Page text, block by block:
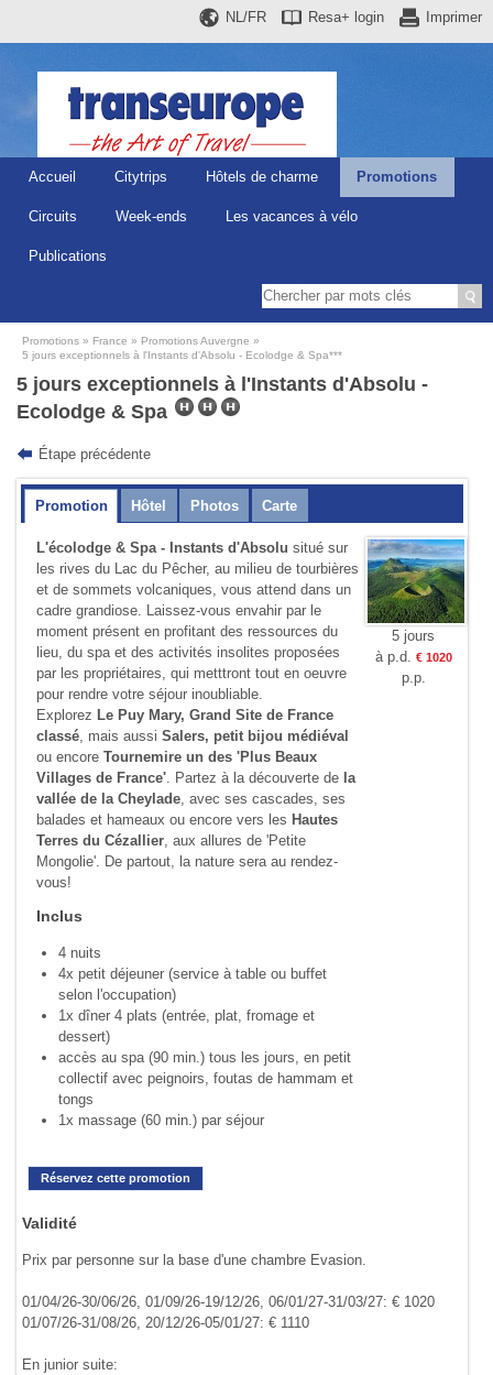
Imprimer
Resa+ login
NL/FR
Accueil Citytrips Hôtels de charme Promotions
Circuits Week-ends Les vacances à vélo
Publications
Promotions France
Promotions Auvergne
5 jours exceptionnels à l'Instants d'Absolu - Ecolodge & Spa***
5 jours exceptionnels à l'Instants d'Absolu -
Ecolodge & Spa
Étape précédente
Promotion Hôtel Photos Carte
L'écolodge & Spa - Instants d'Absolu situé sur
les rives du Lac du Pêcher, au milieu de tourbières
et de sommets volcaniques, vous attend dans un
cadre grandiose. Laissez-vous envahir par le
moment présent en profitant des ressources du
lieu, du spa et des activités insolites proposées
par les propriétaires, qui metttront tout en oeuvre
pour rendre votre séjour inoubliable.
Explorez Le Puy Mary, Grand Site de France
classé, mais aussiSalers, petit bijou médiéval
ou encoreTournemire un des 'Plus Beaux
Villages de France'. Partez à la découverte de la
vallée de la Cheylade, avec ses cascades, ses
balades et hameaux ou encore vers les Hautes
Terres du Cézallier, aux allures de 'Petite
Mongolie'. De partout, la nature sera au rendez-
vous!
Inclus
4 nuits
4x petit déjeuner (service à table ou buffet
selon l'occupation)
1x dîner 4 plats (entrée, plat, fromage et
dessert)
accès au spa (90 min.) tous les jours, en petit
collectif avec peignoirs, foutas de hammam et
tongs
1x massage (60 min.) par séjour
5 jours
à p.d.
€ 1020
p.p.
Réservez cette promotion
Validité
Prix par personne sur la base d'une chambre Evasion.
01/04/26-30/06/26, 01/09/26-19/12/26, 06/01/27-31/03/27: € 1020
01/07/26-31/08/26, 20/12/26-05/01/27: € 1110
En junior suite: